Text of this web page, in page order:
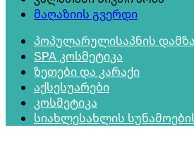
მაღაზიის გვერდი
პოპულარულისაპნის
SPA კოსმეტიკა
ზეთები და კარაქი
აქსესუარები
კოსმეტიკა
სიახლესახლის